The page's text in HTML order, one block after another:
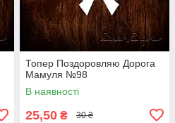
Топер Поздоровляю Дорога
Мамуля №98
В наявності
25,50 ₴ 30 ₴